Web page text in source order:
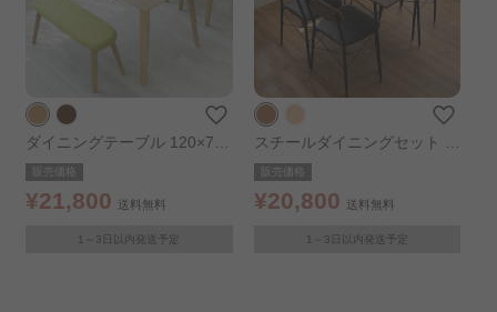
ダイニングテーブル 120×75
DTV-1275 オーク
販売価格
¥21,800 送料無料
1～3日以内発送予定
スチールダイニングセット 4
人用 5点セット STDSET-5 ﾌﾞ
ﾗｳﾝ
販売価格
¥20,800 送料無料
1～3日以内発送予定